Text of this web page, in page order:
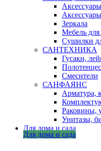
Зеркала
Мебель
Сушилки
САНТЕХНИКА
Гусаки,
Смесители
САНФАЯНС
Арматура,
Раковины,
Унитазы,
Для дома и сада
Для дома и сада